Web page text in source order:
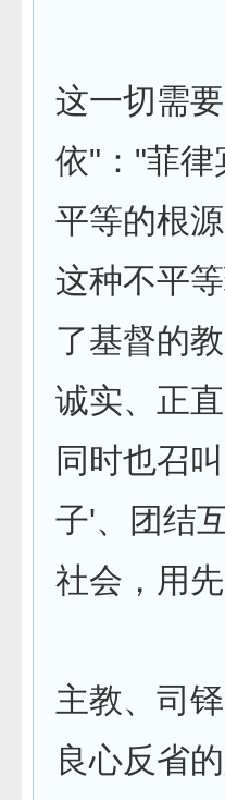
这一切需
依"："菲律
平等的根
这种不平
了基督的
诚实、正
同时也召
子'、团结
社会，用
主教、司
良心反省